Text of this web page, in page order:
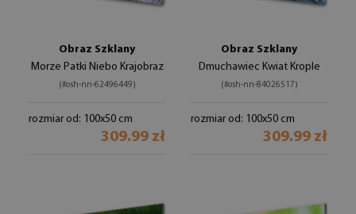
Obraz Szklany
Morze Patki Niebo Krajobraz
(#osh-nn-62496449)
rozmiar od: 100x50 cm
309.99 zł
Obraz Szklany
Dmuchawiec Kwiat Krople
(#osh-nn-84026517)
rozmiar od: 100x50 cm
309.99 zł